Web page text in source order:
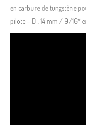
en carbure de tungstène
pilote – D : 14 mm / 9/16″